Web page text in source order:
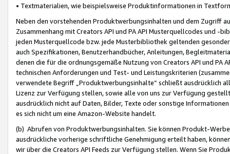
• Textmaterialien, wie beispielsweise Produktinformationen in
Neben den vorstehenden Produktwerbungsinhalten und dem Zugriff
Zusammenhang mit Creators API und PA API Musterquellcodes und
jeden Musterquellcode bzw. jede Musterbibliothek geltenden
auch Spezifikationen, Benutzerhandbücher, Anleitungen,
denen die für die ordnungsgemäße Nutzung von Creators API und PA
technischen Anforderungen und Test- und Leistungskriterien
verwendete Begriff „Produktwerbungsinhalte“ schließt ausdrücklich
Lizenz zur Verfügung stellen, sowie alle von uns zur Verfügung
ausdrücklich nicht auf Daten, Bilder, Texte oder sonstige
es sich nicht um eine Amazon-Website handelt.
(b) Abrufen von Produktwerbungsinhalten. Sie können Produkt-
ausdrückliche vorherige schriftliche Genehmigung erteilt haben,
wir über die Creators API Feeds zur Verfügung stellen. Wenn Sie